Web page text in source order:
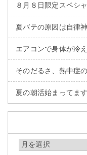
８月８日限定スペシ
夏バテの原因は自律
エアコンで身体が冷
そのだるさ、熱中症
夏の朝活始まってます
アーカイブ